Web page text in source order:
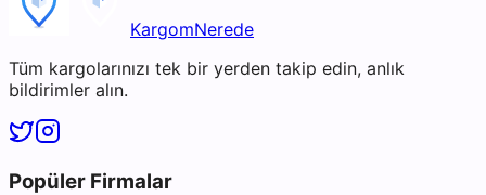
KargomNerede
Tüm kargolarınızı tek bir yerden takip edin, anlık
bildirimler alın.
Popüler Firmalar